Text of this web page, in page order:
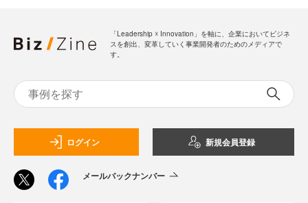
「Leadership ☓ Innovation」を軸に、企業においてビジネ
スを創出、変革していく事業開発者のためのメディアで
す。
ログイン 新規会員登録
メールバックナンバー